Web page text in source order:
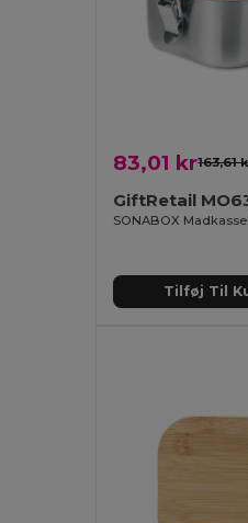
83,01 kr163,61
GiftRetail
SONABOX
Tilføj Til